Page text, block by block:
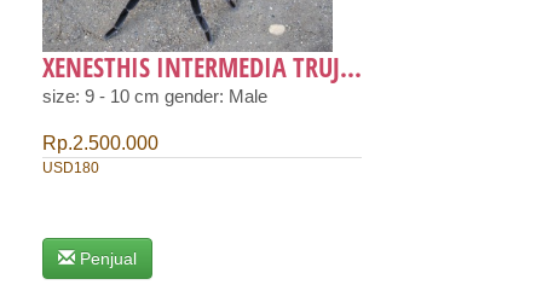
XENESTHIS INTERMEDIA TRUJ...
size: 9 - 10 cm gender: Male
Rp.2.500.000
USD180
Penjual